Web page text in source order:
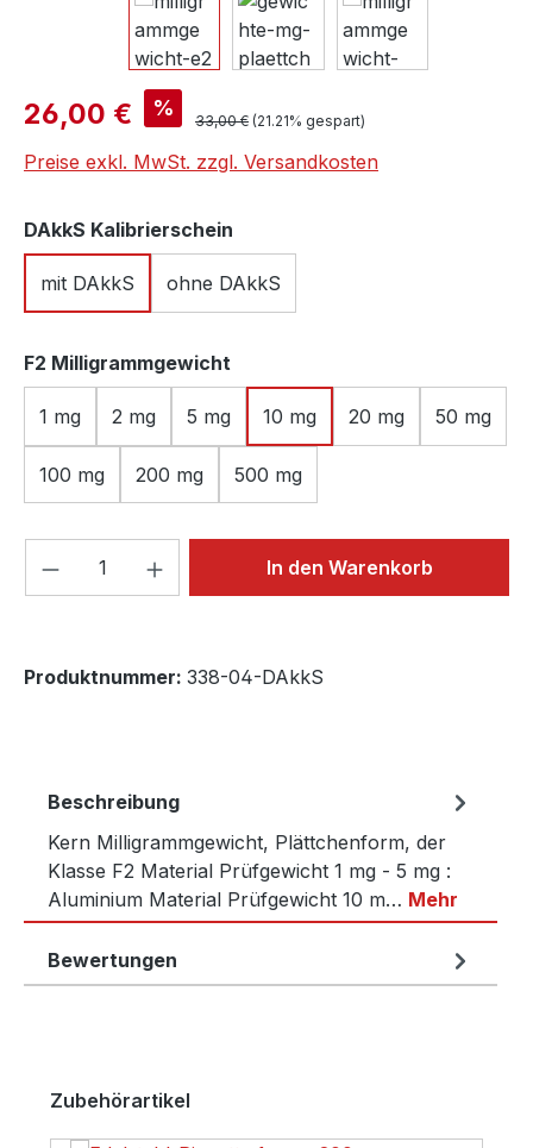
Verkaufspreis:
26,00 € % Regulärer Preis:
33,00 € (21.21% gespart)
Preise exkl. MwSt. zzgl. Versandkosten
DAkkS Kalibrierschein
mit DAkkS ohne DAkkS
F2 Milligrammgewicht
1 mg 2 mg 5 mg 10 mg 20 mg 50 mg
100 mg 200 mg 500 mg
Produkt Anzahl: Gib denIn den Warenkorb
Produktnummer: 338-04-DAkkS
Beschreibung
Kern Milligrammgewicht, Plättchenform, der
Klasse F2 Material Prüfgewicht 1 mg - 5 mg :
Aluminium Material Prüfgewicht 10 m… Mehr
Bewertungen
Produktgalerie überspringen
Zubehörartikel